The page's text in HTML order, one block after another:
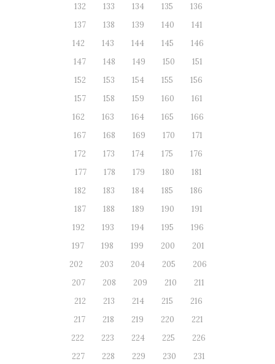
132
133 134 135
136
137
138 139 140
141
142
143 144 145
146
147
148 149 150
151
152
153 154 155
156
157
158 159 160
161
162
163 164 165
166
167
168 169 170
171
172
173 174 175
176
177
178 179 180
181
182
183 184 185
186
187
188 189 190
191
192
193 194 195
196
197
198 199 200
201
202
203 204 205
206
207
208 209 210
211
212
213 214 215
216
217
218 219 220
221
222
223 224 225
226
227
228 229 230
231